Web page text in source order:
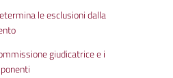
le esclusioni dalla
giudicatrice e i